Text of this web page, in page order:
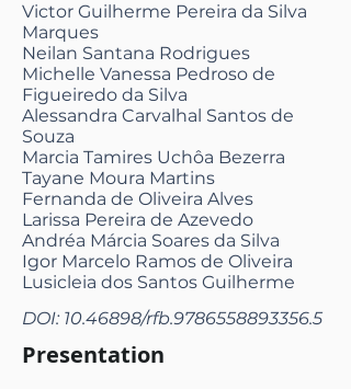
Victor Guilherme Pereira da Silva
Marques
Neilan Santana Rodrigues
Michelle Vanessa Pedroso de
Figueiredo da Silva
Alessandra Carvalhal Santos de
Souza
Marcia Tamires Uchôa Bezerra
Tayane Moura Martins
Fernanda de Oliveira Alves
Larissa Pereira de Azevedo
Andréa Márcia Soares da Silva
Igor Marcelo Ramos de Oliveira
Lusicleia dos Santos Guilherme
DOI: 10.46898/rfb.9786558893356.5
Presentation